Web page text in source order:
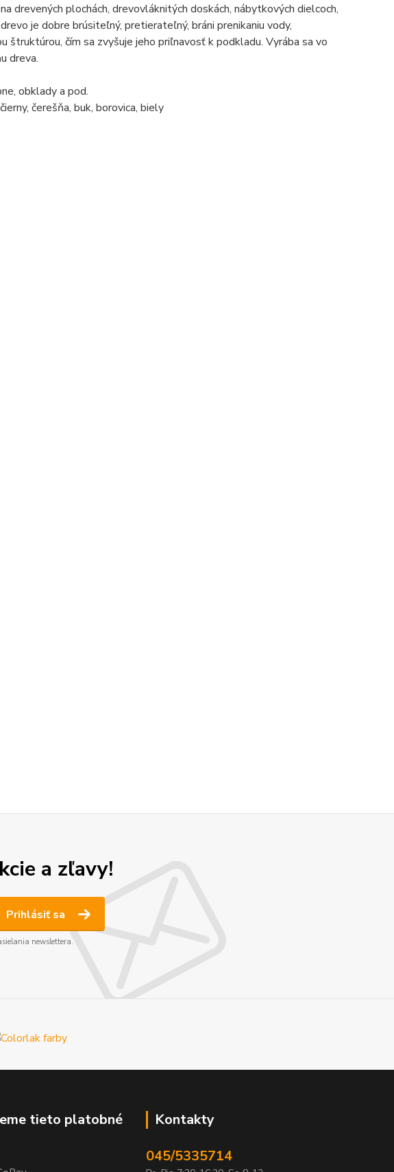
drevených plochách, drevovláknitých doskách, nábytkových dielcoch,
je dobre brúsiteľný, pretierateľný, bráni prenikaniu vody,
štruktúrou, čím sa zvyšuje jeho priľnavosť k podkladu. Vyrába sa vo
dreva.
obklady a pod.
čerešňa, buk, borovica, biely
a zľavy!
Prihlásiť sa
newslettera.
tieto platobné
Kontakty
045/5335714